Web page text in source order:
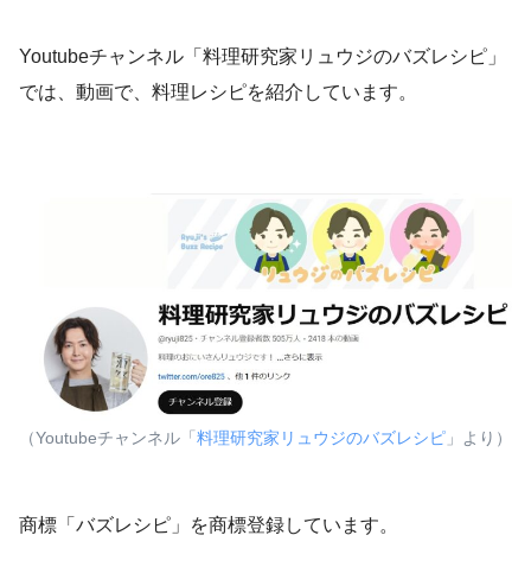
Youtubeチャンネル「料理研究家リュウジのバズレシピ」
では、動画で、料理レシピを紹介しています。
（Youtubeチャンネル「 料理研究家リュウジのバズレシピ 」より）
商標「バズレシピ」を商標登録しています。